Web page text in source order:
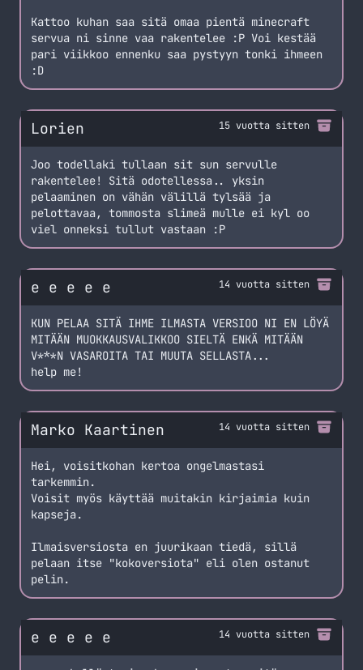
Kattoo kuhan saa sitä omaa pientä minecraft
servua ni sinne vaa rakentelee :P Voi kestää
pari viikkoo ennenku saa pystyyn tonki ihmeen
:D
Lorien 15 vuotta sitten
Joo todellaki tullaan sit sun servulle
rakentelee! Sitä odotellessa.. yksin
pelaaminen on vähän välillä tylsää ja
pelottavaa, tommosta slimeä mulle ei kyl oo
viel onneksi tullut vastaan :P
e e e e e 14 vuotta sitten
KUN PELAA SITÄ IHME ILMASTA VERSIOO NI EN LÖYÄ
MITÄÄN MUOKKAUSVALIKKOO SIELTÄ ENKÄ MITÄÄN
V***N VASAROITA TAI MUUTA SELLASTA...
help me!
Marko Kaartinen 14 vuotta sitten
Hei, voisitkohan kertoa ongelmastasi
tarkemmin.
Voisit myös käyttää muitakin kirjaimia kuin
kapseja.
Ilmaisversiosta en juurikaan tiedä, sillä
pelaan itse "kokoversiota" eli olen ostanut
pelin.
e e e e e 14 vuotta sitten